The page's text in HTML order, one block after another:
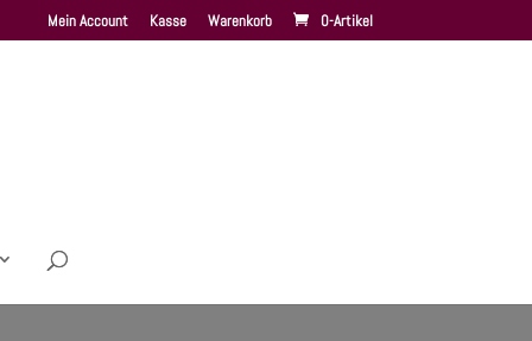
Mein Account Kasse Warenkorb 0-Artikel